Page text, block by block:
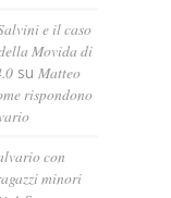
e il caso
Movida di
suMatteo
rispondono
con
minori